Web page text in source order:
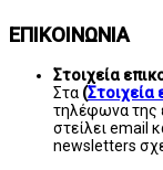
ΕΠΙΚΟΙΝΩΝΙΑ
Στοιχεία
Στα (Στοιχεία
τηλέφωνα της
στείλει email
newsletters